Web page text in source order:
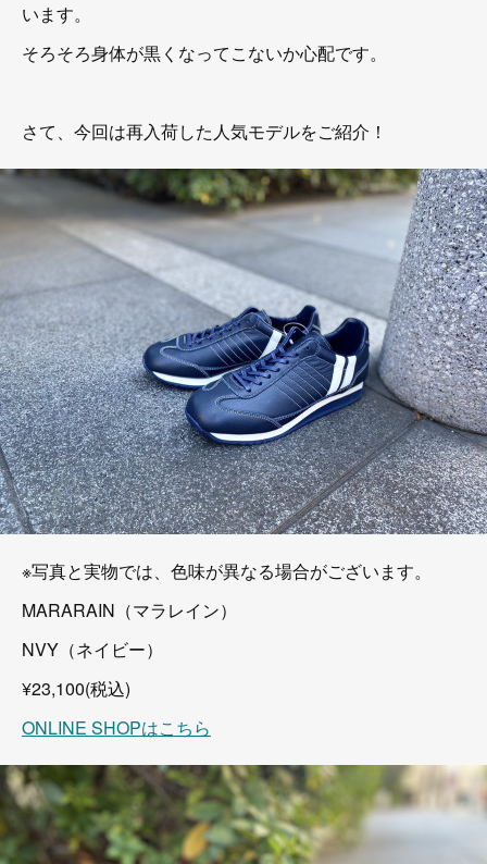
います。
そろそろ身体が黒くなってこないか心配です。
さて、今回は再入荷した人気モデルをご紹介！
※写真と実物では、色味が異なる場合がございます。
MARARAIN（マラレイン）
NVY（ネイビー）
¥23,100(税込)
ONLINE SHOPはこちら